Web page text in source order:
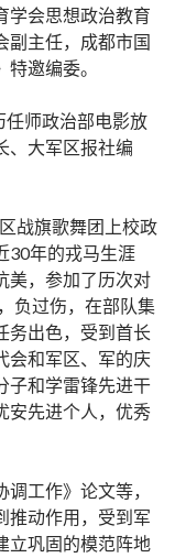
学会思想政治教育
副主任，成都市国
邀编委。
任师政治部电影放
、大军区报社编
战旗歌舞团上校政
30年的戎马生涯
美，参加了历次对
负过伤，在部队集
务出色，受到首长
会和军区、军的庆
子和学雷锋先进干
安先进个人，优秀
工作》论文等，
推动作用，受到军
立巩固的模范阵地